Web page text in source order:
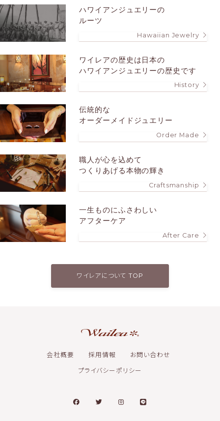
ハワイアンジュエリーの
ルーツ
Hawaiian Jewelry
ワイレアの歴史は日本の
ハワイアンジュエリーの歴史です
History
伝統的な
オーダーメイドジュエリー
Order Made
職人が心を込めて
つくりあげる本物の輝き
Craftsmanship
一生ものにふさわしい
アフターケア
After Care
ワイレアについて TOP
会社概要 採用情報 お問い合わせ
プライバシーポリシー